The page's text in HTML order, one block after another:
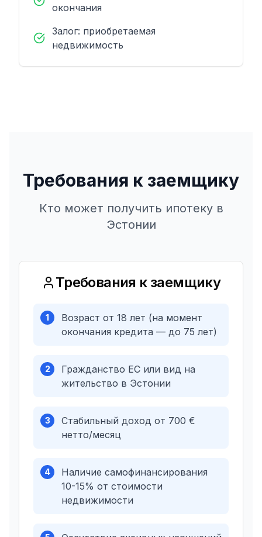
окончания
Залог: приобретаемая
недвижимость
Требования к заемщику
Кто может получить ипотеку в
Эстонии
Требования к заемщику
1
Возраст от 18 лет (на момент
окончания кредита — до 75 лет)
2
Гражданство ЕС или вид на
жительство в Эстонии
3
Стабильный доход от 700 €
нетто/месяц
4
Наличие самофинансирования
10-15% от стоимости
недвижимости